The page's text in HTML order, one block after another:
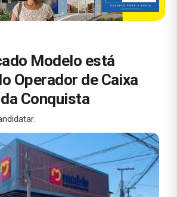
Modelo está
Operador de Caixa
Conquista